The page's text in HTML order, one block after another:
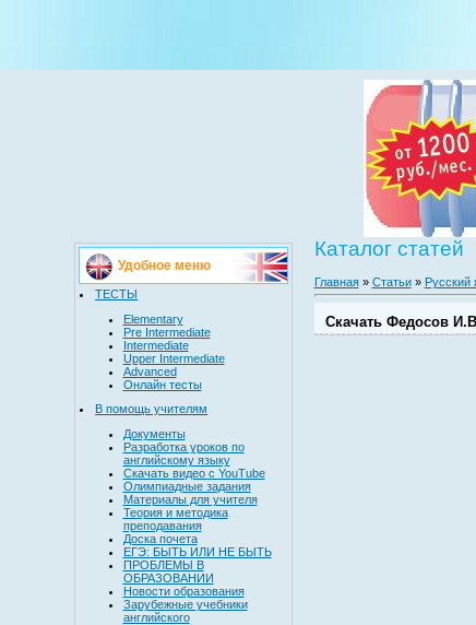
Удобное меню
ТЕСТЫ
Elementary
Pre Intermediate
Intermediate
Upper Intermediate
Advanced
Онлайн тесты
В помощь учителям
Документы
Разработка уроков по
английскому языку
Скачать видео с YouTube
Олимпиадные задания
Материалы для учителя
Теория и методика
преподавания
Доска почета
ЕГЭ: БЫТЬ ИЛИ НЕ БЫТЬ
ПРОБЛЕМЫ В
ОБРАЗОВАНИИ
Новости образования
Зарубежные учебники
английского
Каталог статей
Главная» Статьи» Русский
Скачать Федосов